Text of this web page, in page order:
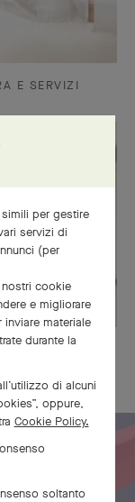
E SERVIZI
per gestire
servizi di
(per
cookie
e migliorare
materiale
durante la
di alcuni
oppure,
Cookie Policy.
soltanto